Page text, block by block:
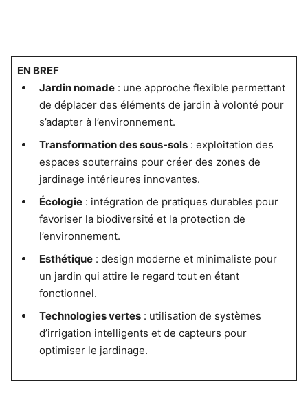
EN BREF
Jardin nomade: une approche flexible permettant
de déplacer des éléments de jardin à volonté pour
s’adapter à l’environnement.
Transformation des sous-sols: exploitation des
espaces souterrains pour créer des zones de
jardinage intérieures innovantes.
Écologie: intégration de pratiques durables pour
favoriser la biodiversité et la protection de
l’environnement.
Esthétique: design moderne et minimaliste pour
un jardin qui attire le regard tout en étant
fonctionnel.
Technologies vertes: utilisation de systèmes
d’irrigation intelligents et de capteurs pour
optimiser le jardinage.